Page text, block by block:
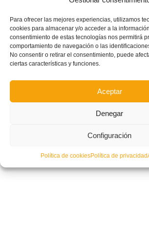
Para ofrecer las mejores experiencias, utilizamos
cookies para almacenar y/o acceder a la
consentimiento de estas tecnologías nos permitirá
comportamiento de navegación o las
No consentir o retirar el consentimiento, puede
ciertas características y funciones.
Aceptar
Denegar
Configuración
Política de cookiesPolítica de privacidad
La Selecció Valenciana Valenta absoluta de fútbol
clasificada en el XII Campeonato Nacional de